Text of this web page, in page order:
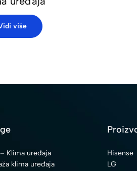
više
Klima uređaja
klima uređaja
Hisense
LG